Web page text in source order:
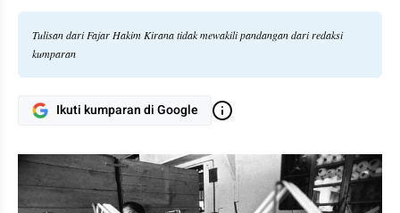
Tulisan dari Fajar Hakim Kirana tidak mewakili pandangan dari redaksi
kumparan
Ikuti kumparan di Google